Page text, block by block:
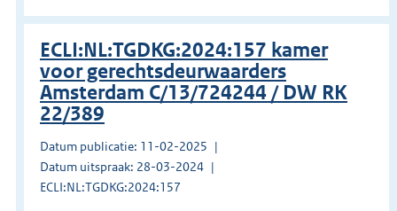
ECLI:NL:TGDKG:2024:157 kamer
voor gerechtsdeurwaarders
Amsterdam C/13/724244 / DW RK
22/389
Datum publicatie: 11-02-2025
Datum uitspraak: 28-03-2024
ECLI:NL:TGDKG:2024:157